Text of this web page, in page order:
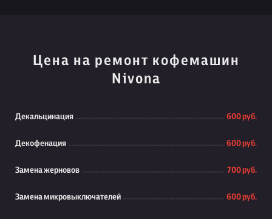
Цена на ремонт кофемашин
Nivona
Декальцинация 600 руб.
Декофенация 600 руб.
Замена жерновов 700 руб.
Замена микровыключателей 600 руб.